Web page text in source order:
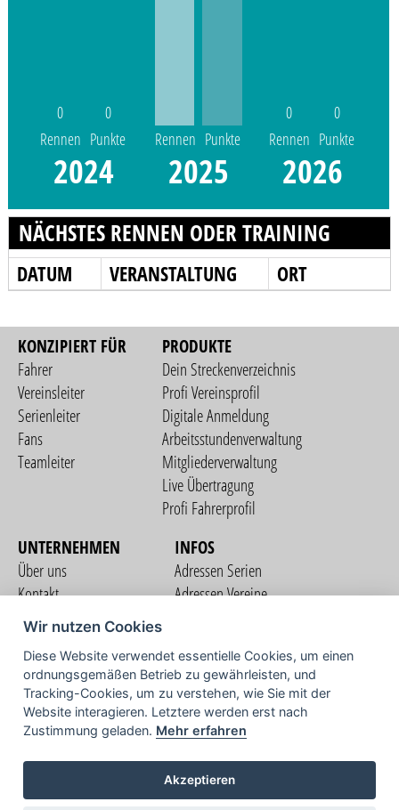
0
Rennen
0
Punkte
2024
Rennen Punkte
2025
0
Rennen
0
Punkte
2026
NÄCHSTES RENNEN ODER TRAINING
DATUM VERANSTALTUNG ORT
KONZIPIERT FÜR
Fahrer
Vereinsleiter
Serienleiter
Fans
Teamleiter
PRODUKTE
Dein Streckenverzeichnis
Profi Vereinsprofil
Digitale Anmeldung
Arbeitsstundenverwaltung
Mitgliederverwaltung
Live Übertragung
Profi Fahrerprofil
UNTERNEHMEN
Über uns
Kontakt
Nutzungsbedingungen
Datenschutzerklärung
Impressum
INFOS
Adressen Serien
Adressen Vereine
COMMUNITY
TV
Wir nutzen Cookies
Diese Website verwendet essentielle Cookies, um einen
ordnungsgemäßen Betrieb zu gewährleisten, und
Tracking-Cookies, um zu verstehen, wie Sie mit der
Website interagieren. Letztere werden erst nach
Zustimmung geladen. Mehr erfahren
Akzeptieren